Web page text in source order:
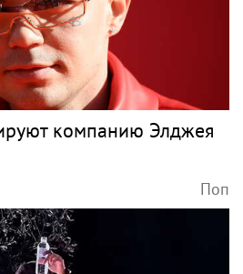
компанию Элджея
Поп